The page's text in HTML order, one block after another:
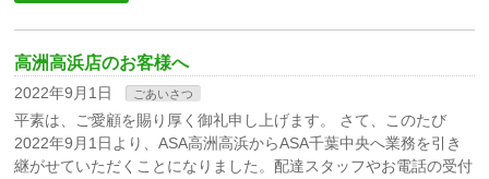
高洲高浜店のお客様へ
2022年9月1日 ごあいさつ
平素は、ご愛顧を賜り厚く御礼申し上げます。 さて、このたび
2022年9月1日より、ASA高洲高浜からASA千葉中央へ業務を引き
継がせていただくことになりました。配達スタッフやお電話の受付